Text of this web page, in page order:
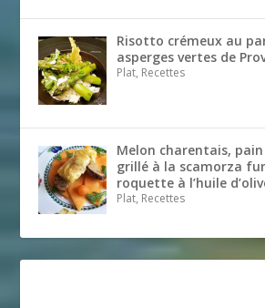
Risotto crémeux au
asperges vertes de
Plat, Recettes
Melon charentais,
grillé à la scamorza
roquette à l’huile
Plat, Recettes